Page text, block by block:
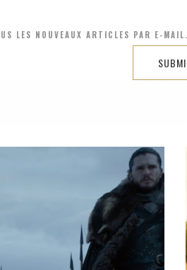
LES NOUVEAUX ARTICLES PAR E-MAIL.